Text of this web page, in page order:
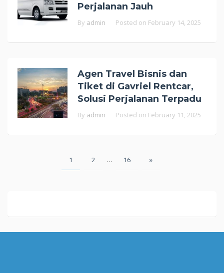
Perjalanan Jauh
By admin Posted on February 14, 2025
Agen Travel Bisnis dan
Tiket di Gavriel Rentcar,
Solusi Perjalanan Terpadu
By admin Posted on February 11, 2025
pagination
1 2 … 16 »